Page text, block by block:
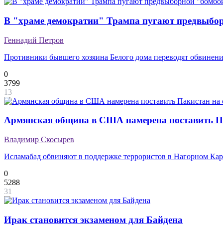
В "храме демократии" Трампа пугают
Геннадий Петров
Противники бывшего хозяина Белого дома переводят
0
3799
13
Армянская община в США намерена поставить
Владимир Скосырев
Исламабад обвиняют в поддержке террористов в Нагорном
0
5288
31
Ирак становится экзаменом для Байдена